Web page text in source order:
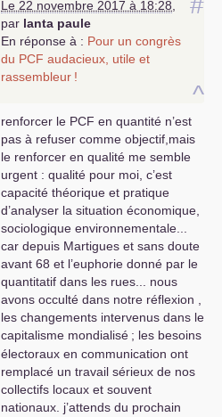
^
Le 22 novembre 2017 à 18:28
par lanta paule
En réponse à : Pour un congrès
du PCF audacieux, utile et
rassembleur !
renforcer le PCF en quantité n’est
pas à refuser comme objectif,mais
le renforcer en qualité me semble
urgent : qualité pour moi, c’est
capacité théorique et pratique
d’analyser la situation économique,
sociologique environnementale...
car depuis Martigues et sans doute
avant 68 et l’euphorie donné par le
quantitatif dans les rues... nous
avons occulté dans notre réflexion ,
les changements intervenus dans le
capitalisme mondialisé ; les besoins
électoraux en communication ont
remplacé un travail sérieux de nos
collectifs locaux et souvent
nationaux. j’attends du prochain